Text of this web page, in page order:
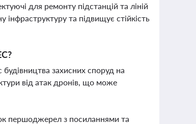
для ремонту підстанцій та ліній
та підвищує стійкість
захисних споруд на
від атак дронів, що може
першоджерел з посиланнями та